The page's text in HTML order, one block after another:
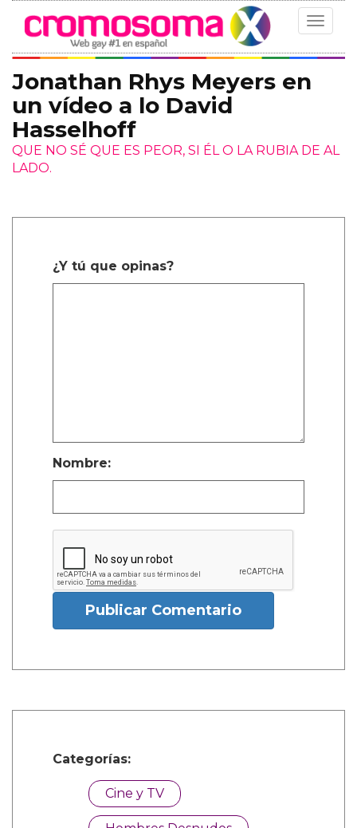
Toggle
Jonathan Rhys Meyers en
un vídeo a lo David
Hasselhoff
QUE NO SÉ QUE ES PEOR, SI ÉL O LA RUBIA DE AL
LADO.
¿Y tú que opinas?
Nombre:
Publicar Comentario
Categorías:
Cine y TV